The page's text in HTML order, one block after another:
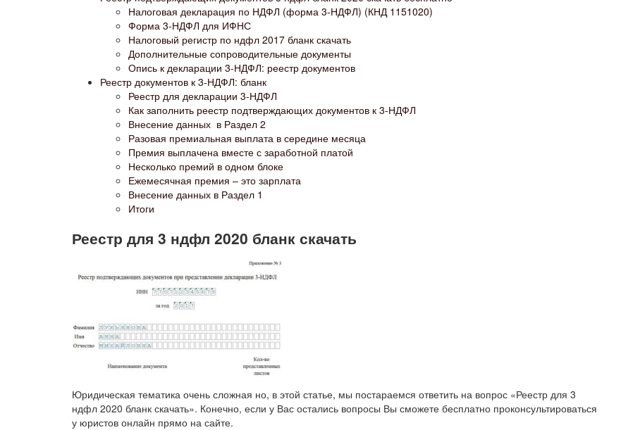
Налоговая декларация по НДФЛ (форма 3-НДФЛ) (КНД 1151020)
Форма 3-НДФЛ для ИФНС
Налоговый регистр по ндфл 2017 бланк скачать
Дополнительные сопроводительные документы
Опись к декларации 3-НДФЛ: реестр документов
Реестр документов к 3-НДФЛ: бланк
Реестр для декларации 3-НДФЛ
Как заполнить реестр подтверждающих документов к 3-НДФЛ
Внесение данных в Раздел 2
Разовая премиальная выплата в середине месяца
Премия выплачена вместе с заработной платой
Несколько премий в одном блоке
Ежемесячная премия – это зарплата
Внесение данных в Раздел 1
Итоги
Реестр для 3 ндфл 2020 бланк скачать
Юридическая тематика очень сложная но, в этой статье, мы постараемся ответить на вопрос «Реестр для 3
ндфл 2020 бланк скачать». Конечно, если у Вас остались вопросы Вы сможете бесплатно проконсультироваться
у юристов онлайн прямо на сайте.